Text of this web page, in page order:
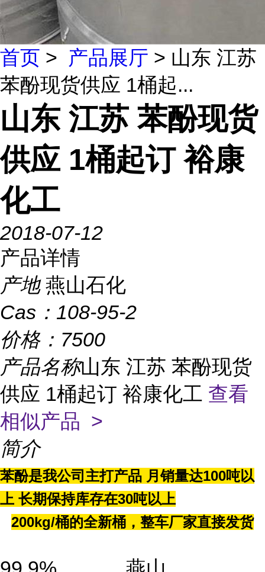
首页 > 产品展厅 > 山东 江苏
苯酚现货供应 1桶起...
山东 江苏 苯酚现货
供应 1桶起订 裕康
化工
2018-07-12
产品详情
产地 燕山石化
Cas： 108-95-2
价格： 7500
产品名称山东 江苏 苯酚现货
供应 1桶起订 裕康化工 查看
相似产品 >
简介
苯酚是我公司主打产品 月销量达100吨以
上 长期保持库存在30吨以上
200kg/桶的全新桶，整车厂家直接发货